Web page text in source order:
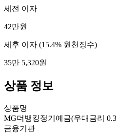
세전 이자
42만원
세후 이자 (15.4% 원천징수)
35만 5,320원
상품 정보
상품명
MG더뱅킹정기예금(우대금리
금융기관